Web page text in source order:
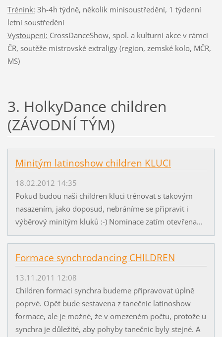
Trénink: 3h-4h týdně, několik minisoustředění, 1 týdenní
letní soustředění
Vystoupení: CrossDanceShow, spol. a kulturní akce v rámci
ČR, soutěže mistrovské extraligy (region, zemské kolo, MČR,
MS)
3. HolkyDance children
(ZÁVODNÍ TÝM)
Minitým latinoshow children KLUCI
18.02.2012 14:35
Pokud budou naši children kluci trénovat s takovým
nasazením, jako doposud, nebráníme se připravit i
výběrový minitým kluků :-) Nominace zatím otevřena...
Formace synchrodancing CHILDREN
13.11.2011 12:08
Children formaci synchra budeme připravovat úplně
poprvé. Opět bude sestavena z tanečnic latinoshow
formace, ale je možné, že v omezeném počtu, protože u
synchra je důležité, aby pohyby tanečnic byly stejné. A